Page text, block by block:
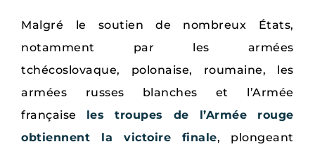
Malgré le soutien de nombreux États,
notamment par les armées
tchécoslovaque, polonaise, roumaine, les
armées russes blanches et l’Armée
française les troupes de l’Armée rouge
obtiennent la victoire finale, plongeant